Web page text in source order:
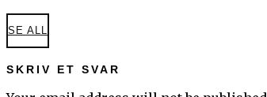
SE ALL
SKRIV ET SVAR